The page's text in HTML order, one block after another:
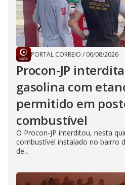
PORTAL CORREIO / 06/08/2026
Procon-JP
gasolina com
permitido em
combustível
O Procon-JP interditou, nesta
combustível instalado no bairro
de...